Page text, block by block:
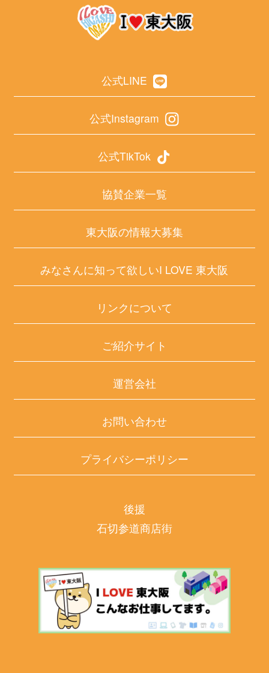
公式LINE
公式Instagram
公式TikTok
協賛企業一覧
東大阪の情報大募集
みなさんに知って欲しいI LOVE 東大阪
リンクについて
ご紹介サイト
運営会社
お問い合わせ
プライバシーポリシー
後援
石切参道商店街